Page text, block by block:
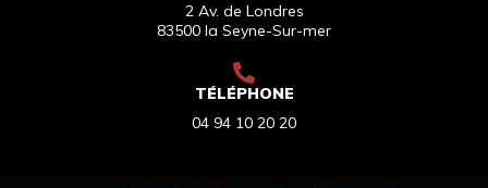
2 Av. de Londres
83500 la Seyne-Sur-mer
TÉLÉPHONE
04 94 10 20 20